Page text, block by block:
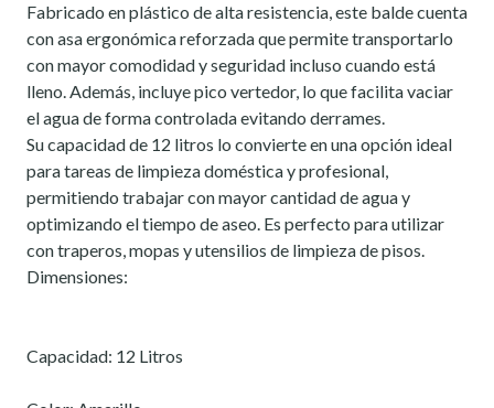
Fabricado en plástico de alta resistencia, este balde cuenta
con asa ergonómica reforzada que permite transportarlo
con mayor comodidad y seguridad incluso cuando está
lleno. Además, incluye pico vertedor, lo que facilita vaciar
el agua de forma controlada evitando derrames.
Su capacidad de 12 litros lo convierte en una opción ideal
para tareas de limpieza doméstica y profesional,
permitiendo trabajar con mayor cantidad de agua y
optimizando el tiempo de aseo. Es perfecto para utilizar
con traperos, mopas y utensilios de limpieza de pisos.
Dimensiones:
Capacidad: 12 Litros